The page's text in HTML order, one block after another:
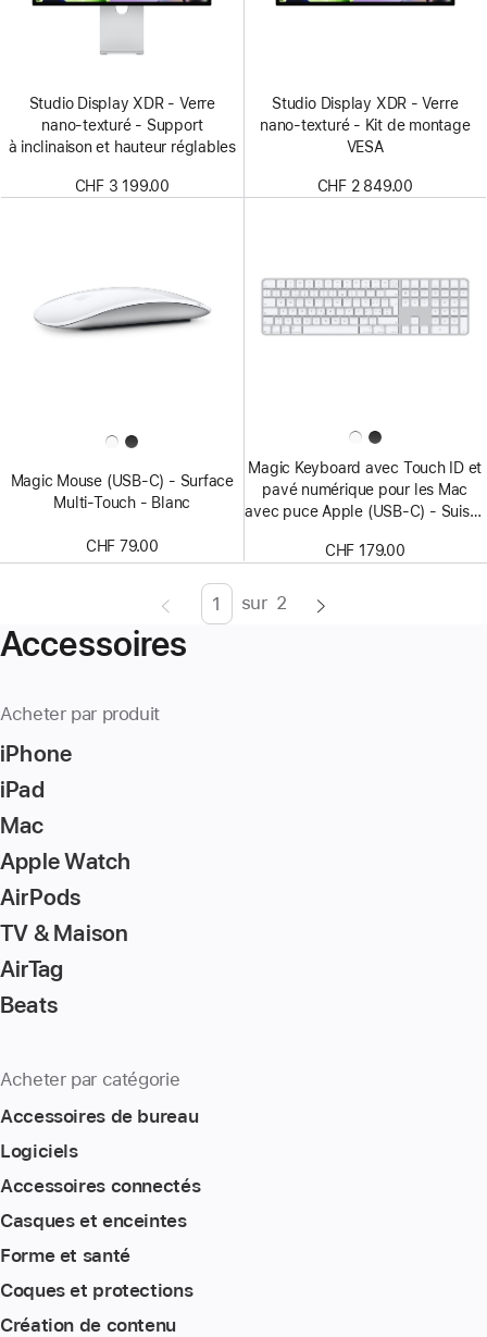
Studio Display XDR - Verre
nano‑texturé - Support
à inclinaison et hauteur réglables
CHF 3 199.00
Studio Display XDR - Verre
nano‑texturé - Kit de montage
VESA
CHF 2 849.00
Magic Mouse (USB‑C) - Surface
Multi‑Touch - Blanc
CHF 79.00
Magic Keyboard avec Touch ID et
pavé numérique pour les Mac
avec puce Apple (USB‑C) - Suisse
CHF 179.00
PageEnter
sur 2
Accessoires
Acheter par produit
iPhone
iPad
Mac
Apple Watch
AirPods
TV & Maison
AirTag
Beats
Acheter par catégorie
Accessoires de bureau
Logiciels
Accessoires connectés
Casques et enceintes
Forme et santé
Coques et protections
Création de contenu